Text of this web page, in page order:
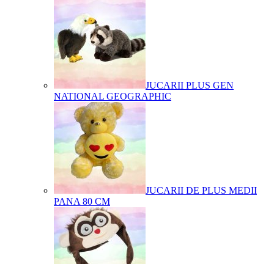
JUCARII PLUS GEN
NATIONAL GEOGRAPHIC
JUCARII DE PLUS MEDII
PANA 80 CM